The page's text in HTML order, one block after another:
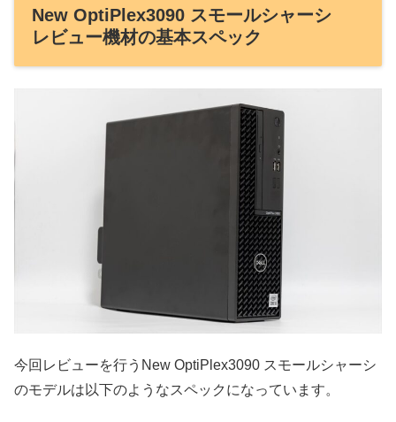
New OptiPlex3090 スモールシャーシ
レビュー機材の基本スペック
今回レビューを行うNew OptiPlex3090 スモールシャーシ
のモデルは以下のようなスペックになっています。